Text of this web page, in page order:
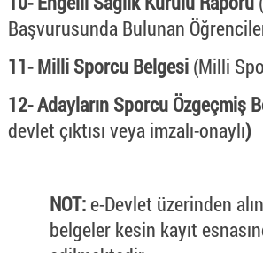
Başvurusunda Bulunan
11- Milli Sporcu Belgesi(Milli
12- Adayların Sporcu Özgeçmiş
devlet çıktısı veya imzalı-onaylı)
NOT: e-Devlet üzerinden
belgeler kesin kayıt